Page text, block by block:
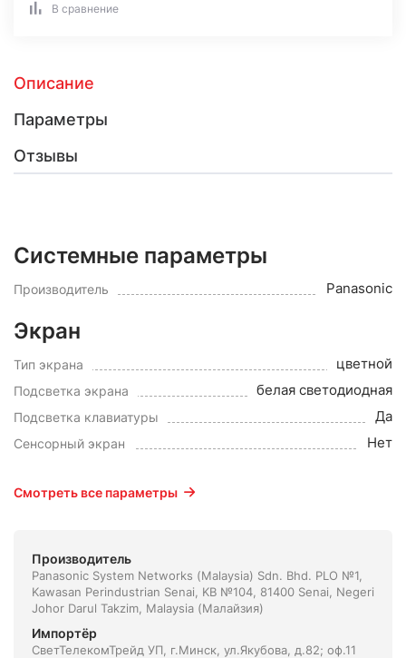
В сравнение
Описание
Параметры
Отзывы
Системные параметры
Производитель Panasonic
Экран
Тип экрана цветной
Подсветка экрана белая светодиодная
Подсветка клавиатуры Да
Сенсорный экран Нет
Смотреть все параметры
Производитель
Panasonic System Networks (Malaysia) Sdn. Bhd. PLO №1,
Kawasan Perindustrian Senai, KB №104, 81400 Senai, Negeri
Johor Darul Takzim, Malaysia (Малайзия)
Импортёр
СветТелекомТрейд УП, г.Минск, ул.Якубова, д.82; оф.11